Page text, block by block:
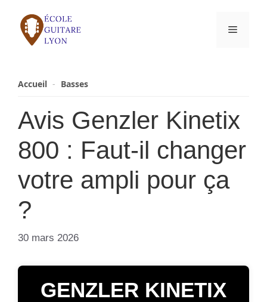
contenu
Menu
Accueil - Basses
Avis Genzler Kinetix
800 : Faut-il changer
votre ampli pour ça
?
30 mars 2026
GENZLER KINETIX